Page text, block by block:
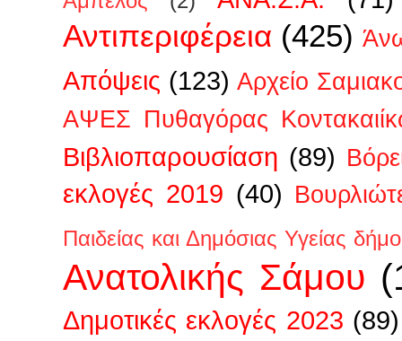
Αντιπεριφέρεια (425)
Απόψεις (123) Αρχείο
ΑΨΕΣ Πυθαγόρας
Βιβλιοπαρουσίαση (89)
εκλογές 2019 (40)
Παιδείας και Δημόσιας Υγείας
Ανατολικής Σάμου
Δημοτικές εκλογές 2023 (89)